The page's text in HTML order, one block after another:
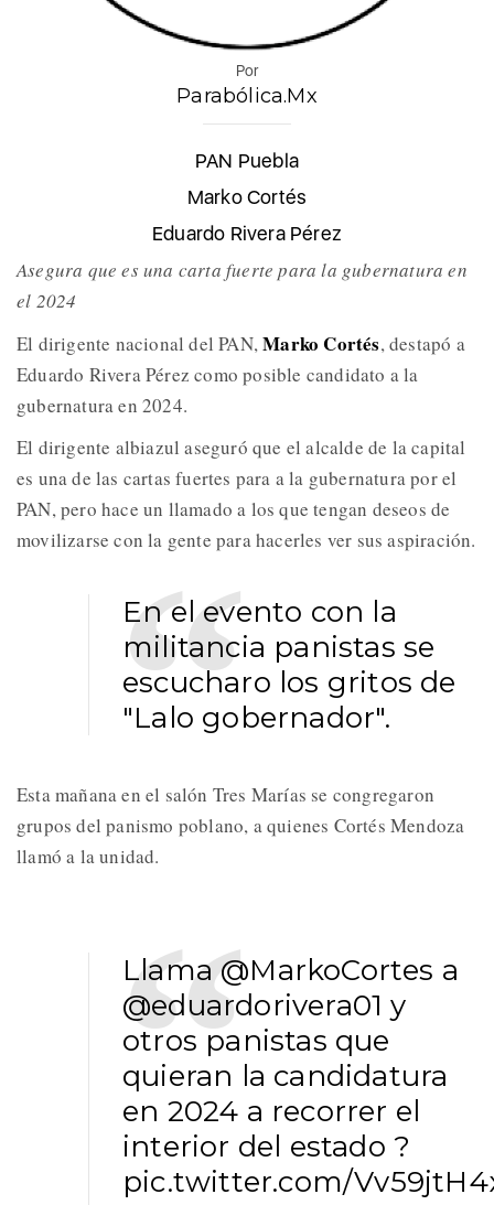
Por
Parabólica.Mx
PAN Puebla
Marko Cortés
Eduardo Rivera Pérez
Asegura que es una carta fuerte para la gubernatura en
el 2024
El dirigente nacional del PAN,Marko Cortés, destapó a
Eduardo Rivera Pérez como posible candidato a la
gubernatura en 2024.
El dirigente albiazul aseguró que el alcalde de la capital
es una de las cartas fuertes para a la gubernatura por el
PAN, pero hace un llamado a los que tengan deseos de
movilizarse con la gente para hacerles ver sus aspiración.
En el evento con la
militancia panistas se
escucharo los gritos de
"Lalo gobernador".
Esta mañana en el salón Tres Marías se congregaron
grupos del panismo poblano, a quienes Cortés Mendoza
llamó a la unidad.
Llama@MarkoCortes a
@eduardorivera01 y
otros panistas que
quieran la candidatura
en 2024 a recorrer el
interior del estado ?
pic.twitter.com/